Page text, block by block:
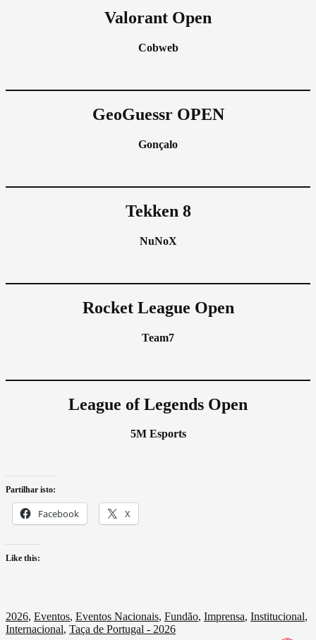
Valorant Open
Cobweb
GeoGuessr OPEN
Gonçalo
Tekken 8
NuNoX
Rocket League Open
Team7
League of Legends Open
5M Esports
Partilhar isto:
Facebook X
Like this:
2026, Eventos, Eventos Nacionais, Fundão, Imprensa, Institucional,
Internacional, Taça de Portugal - 2026